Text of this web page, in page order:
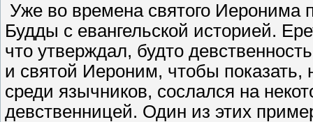
Уже во времена святого Иеронима
Будды с евангельской историей.
что утверждал, будто
и святой Иероним, чтобы показать,
среди язычников, сослался на
девственницей. Один из этих